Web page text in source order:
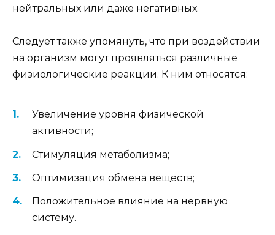
нейтральных или даже негативных.
Следует также упомянуть, что при воздействии
на организм могут проявляться различные
физиологические реакции. К ним относятся:
Увеличение уровня физической
активности;
Стимуляция метаболизма;
Оптимизация обмена веществ;
Положительное влияние на нервную
систему.